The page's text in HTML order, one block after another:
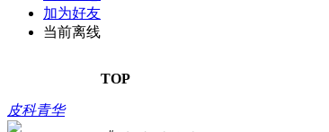
加为好友
当前离线
TOP
皮科青华